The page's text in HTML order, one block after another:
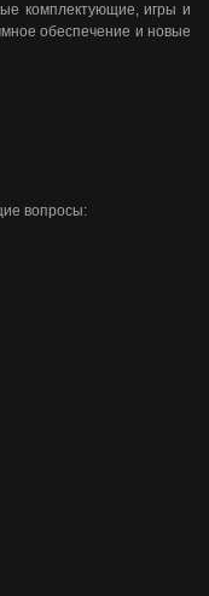
комплектующие, игры и
обеспечение и новые
вопросы: